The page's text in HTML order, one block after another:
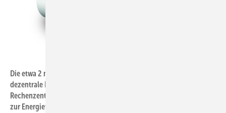
Die etwa 2 m hohen SOFC-Einheiten können skalierbar als kleine,
dezentrale Kraftwerke in Städten, zur Stromversorgung von
Rechenzentren, zur Verstärkung der Elektroladeinfrastruktur oder
zur Energieversorgung im industriellen und gewerblichen Bereich